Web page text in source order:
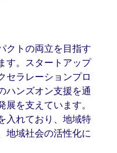
クトの両立を目指す
す。スタートアップ
セラレーションプロ
ハンズオン支援を通
展を支えています。
入れており、地域特
地域社会の活性化に